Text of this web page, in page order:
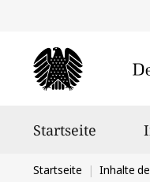
Startseite
Sie
Startseite Inhalte